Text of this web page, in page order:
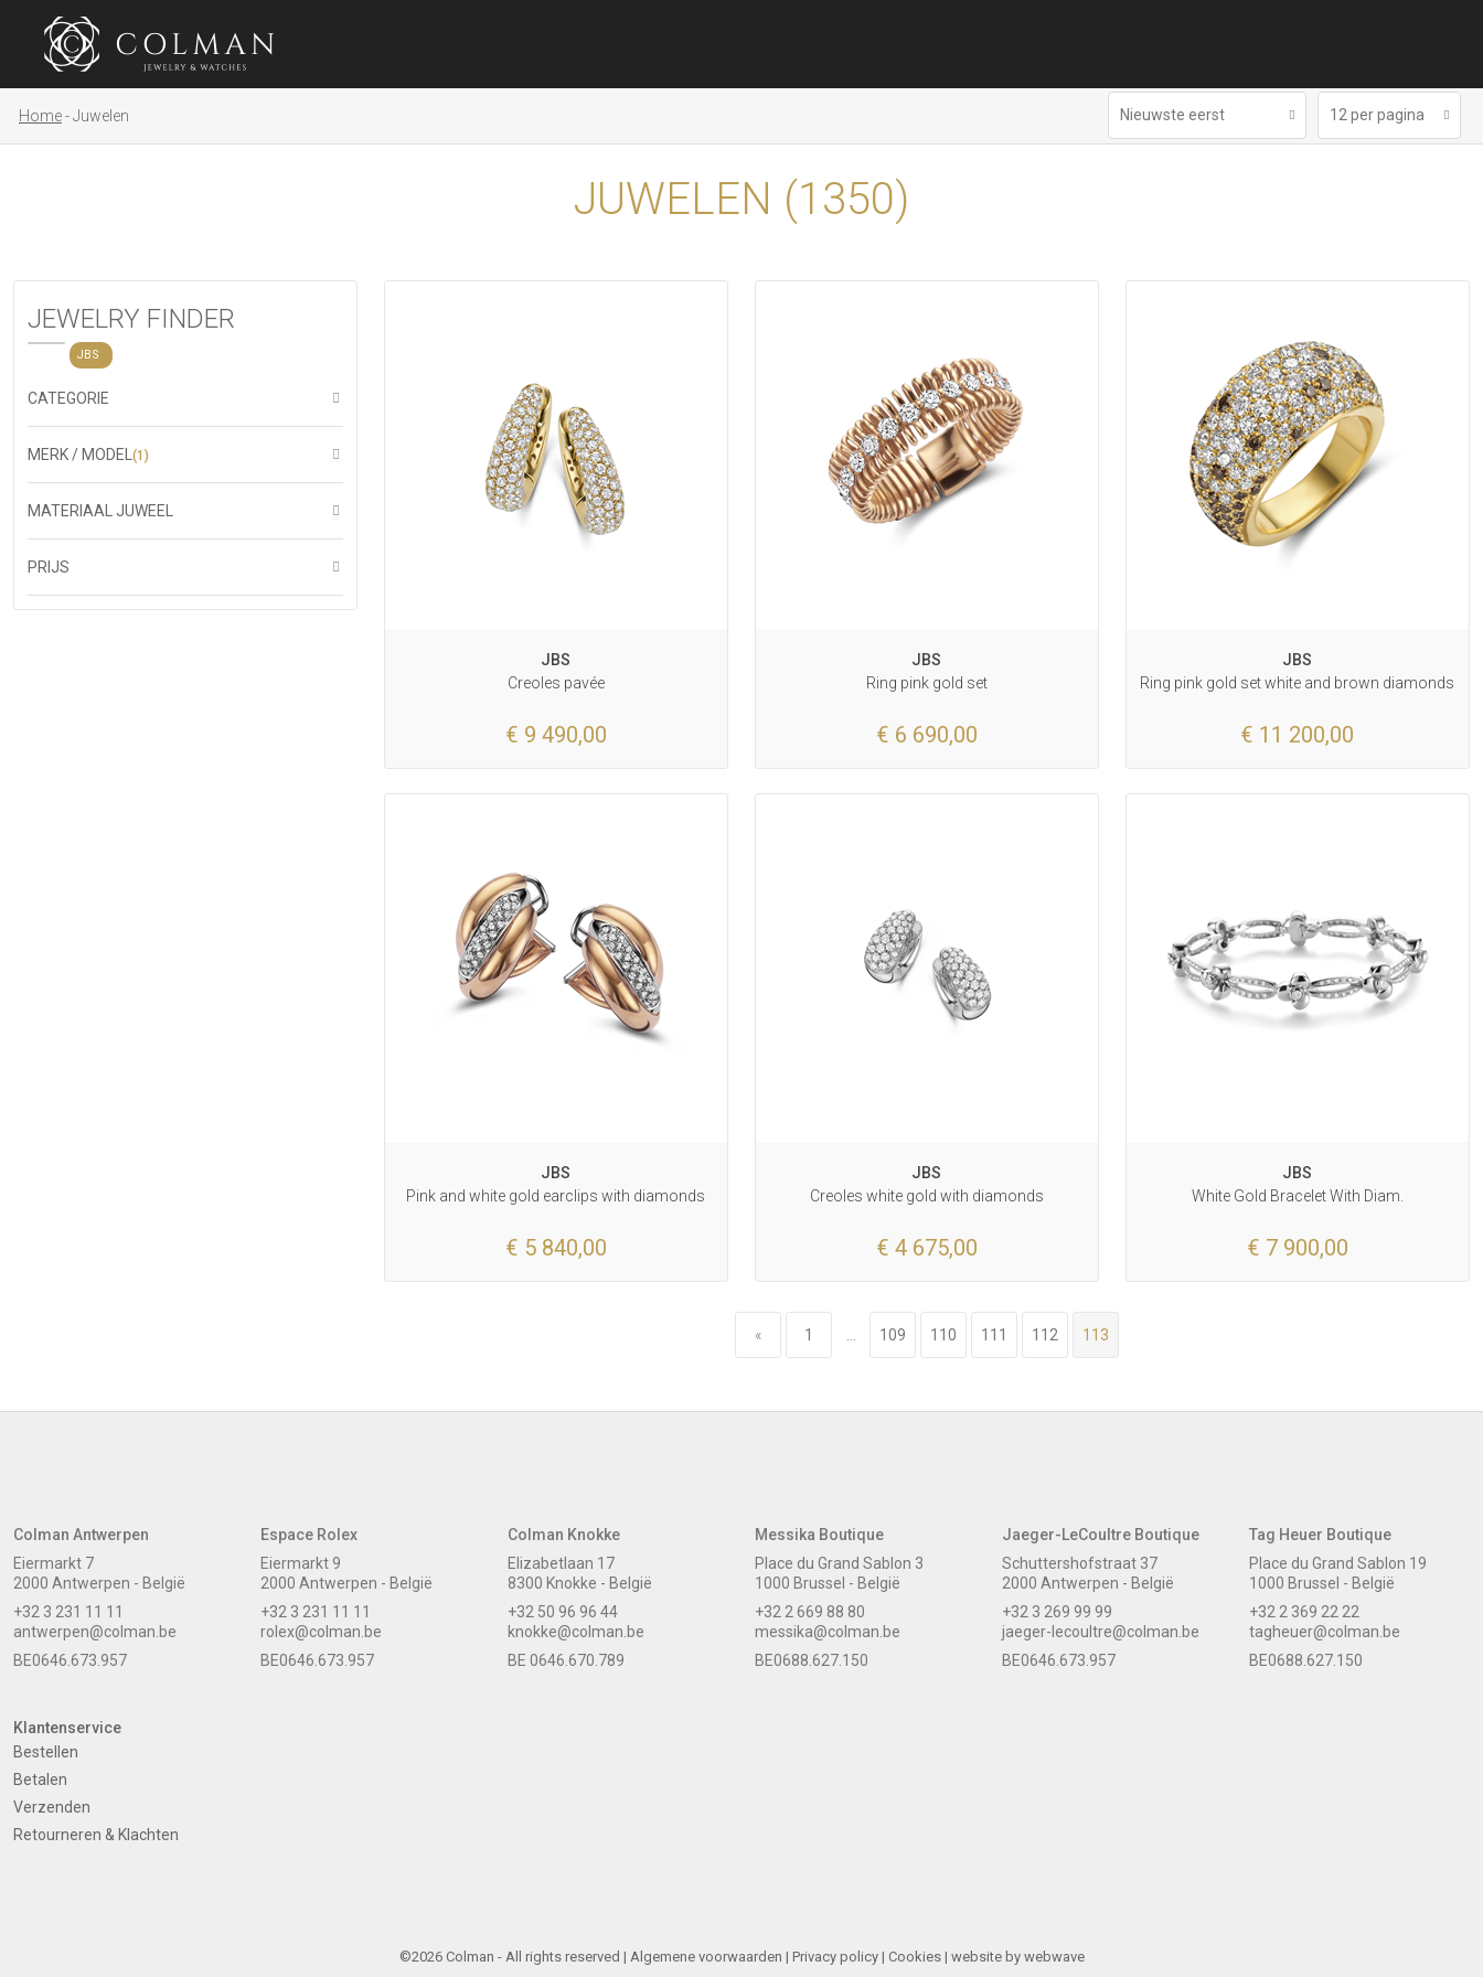
Home Juwelen Nieuwste eerst 12 per pagina
JUWELEN (1350)
JEWELRY FINDER
JBS
CATEGORIE
MERK / MODEL (1)
MATERIAAL JUWEEL
PRIJS
JBS
Creoles pavée
€ 9 490,00
JBS
Ring pink gold set
€ 6 690,00
JBS
Ring pink gold set white and brown diamonds
€ 11 200,00
JBS
Pink and white gold earclips with diamonds
€ 5 840,00
JBS
Creoles white gold with diamonds
€ 4 675,00
JBS
White Gold Bracelet With Diam.
€ 7 900,00
« 1 ... 109 110 111 112 113
Colman Antwerpen
Eiermarkt 7
2000 Antwerpen - België
+32 3 231 11 11
antwerpen@colman.be
BE0646.673.957
Espace Rolex
Eiermarkt 9
2000 Antwerpen - België
+32 3 231 11 11
rolex@colman.be
BE0646.673.957
Colman Knokke
Elizabetlaan 17
8300 Knokke - België
+32 50 96 96 44
knokke@colman.be
BE 0646.670.789
Messika Boutique
Place du Grand Sablon 3
1000 Brussel - België
+32 2 669 88 80
messika@colman.be
BE0688.627.150
Jaeger-LeCoultre Boutique
Schuttershofstraat 37
2000 Antwerpen - België
+32 3 269 99 99
jaeger-lecoultre@colman.be
BE0646.673.957
Tag Heuer Boutique
Place du Grand Sablon 19
1000 Brussel - België
+32 2 369 22 22
tagheuer@colman.be
BE0688.627.150
Klantenservice
Bestellen
Betalen
Verzenden
Retourneren & Klachten
©2026 Colman - All rights reserved | Algemene voorwaarden | Privacy policy| Cookies| website by webwave